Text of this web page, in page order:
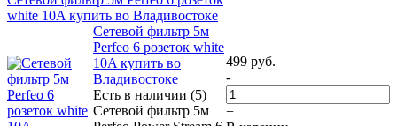
white 10A купить во Владивостоке
Сетевой фильтр 5м
Perfeo 6 розеток white
10A купить во
Владивостоке
Есть в наличии (5)
Сетевой фильтр 5м
499 руб.
-
+